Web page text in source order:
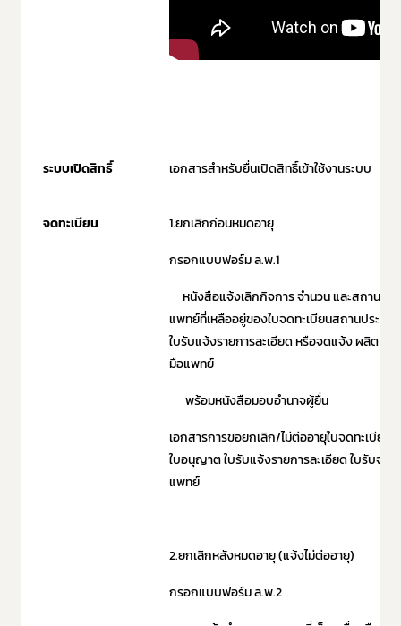
ระบบเปิดสิทธิ์ เอกสารสำหรับยื่นเปิดสิทธิ์เข้าใช้งานระบบ
จดทะเบียน
1.ยกเลิกก่อนหมดอายุ
กรอกแบบฟอร์ม ล.พ.1
หนังสือแจ้งเลิกกิจการ จำนวน และสถานที่เ
แพทย์ที่เหลืออยู่ของใบจดทะเบียนสถานประก
ใบรับแจ้งรายการละเอียด หรือจดแจ้ง ผลิต /นำ
มือแพทย์
พร้อมหนังสือมอบอำนาจผู้ยื่น
เอกสารการขอยกเลิก/ไม่ต่ออายุใบจดทะเบียน
ใบอนุญาต ใบรับแจ้งรายการละเอียด ใบรับจด
แพทย์
2.ยกเลิกหลังหมดอายุ (แจ้งไม่ต่ออายุ)
กรอกแบบฟอร์ม ล.พ.2